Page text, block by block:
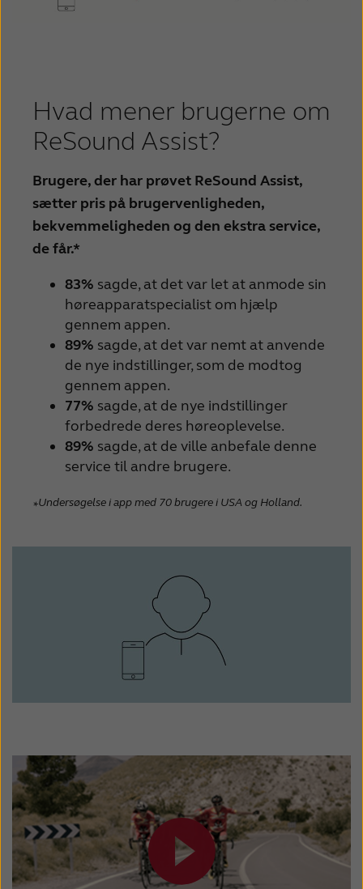
Hvad mener brugerne om
ReSound Assist?
Brugere, der har prøvet ReSound Assist,
sætter pris på brugervenligheden,
bekvemmeligheden og den ekstra service,
de får.*
83% sagde, at det var let at anmode sin
høreapparatspecialist om hjælp
gennem appen.
89% sagde, at det var nemt at anvende
de nye indstillinger, som de modtog
gennem appen.
77% sagde, at de nye indstillinger
forbedrede deres høreoplevelse.
89% sagde, at de ville anbefale denne
service til andre brugere.
*Undersøgelse i app med 70 brugere i USA og Holland.